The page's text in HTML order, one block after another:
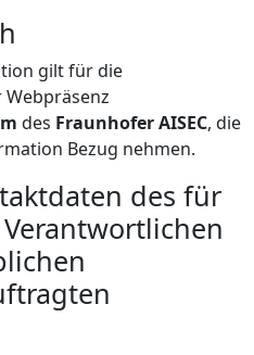
gilt für die
des Fraunhofer AISEC, die
Bezug nehmen.
des für